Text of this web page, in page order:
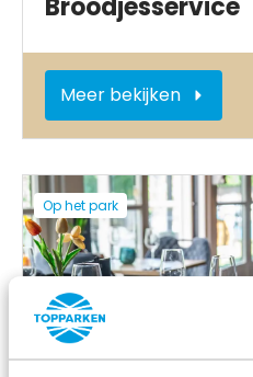
Broodjesservice
Meer bekijken
Op het park